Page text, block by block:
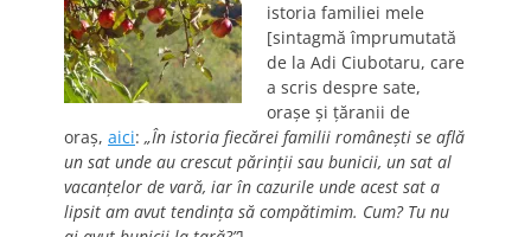
istoria familiei mele
[sintagmă împrumutată
de la Adi Ciubotaru, care
a scris despre sate,
oraşe şi ţăranii de
oraş, aici: „În istoria fiecărei familii româneşti se află
un sat unde au crescut părinţii sau bunicii, un sat al
vacanţelor de vară, iar în cazurile unde acest sat a
lipsit am avut tendinţa să compătimim. Cum? Tu nu